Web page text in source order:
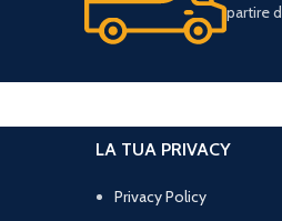
partire
LA TUA PRIVACY
Privacy Policy